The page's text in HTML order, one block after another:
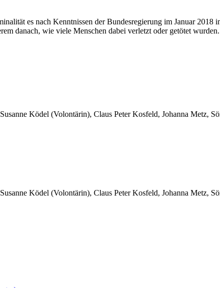
es nach Kenntnissen der Bundesregierung im Januar 2018
danach, wie viele Menschen dabei verletzt oder getötet wurden.
Susanne Ködel (Volontärin), Claus Peter Kosfeld, Johanna Metz,
Susanne Ködel (Volontärin), Claus Peter Kosfeld, Johanna Metz,